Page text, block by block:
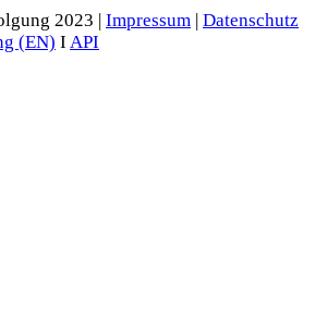
2023 | Impressum | Datenschutz
(EN) I API